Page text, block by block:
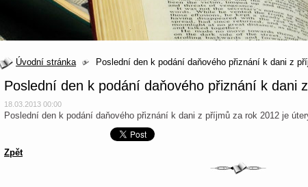
Úvodní stránka Poslední den k podání daňového přiznání k dani z
Poslední den k podání daňového přiznání k dani
18.03.2013 00:00
Poslední den k podání daňového přiznání k dani z příjmů za rok 2012 je
Zpět